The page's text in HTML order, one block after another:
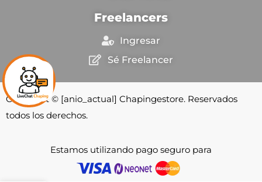
Freelancers
Ingresar
Sé Freelancer
Copyright © [anio_actual] Chapingestore. Reservados
todos los derechos.
Estamos utilizando pago seguro para